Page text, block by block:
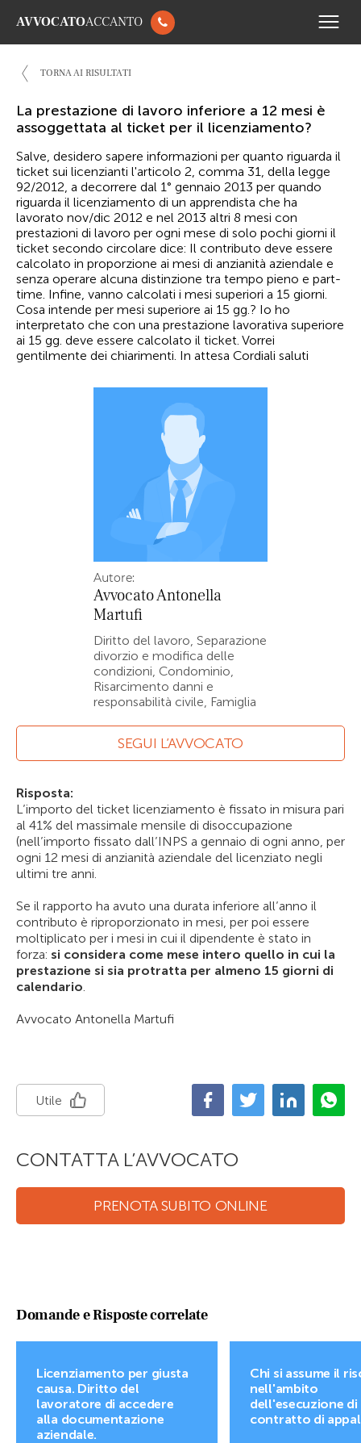
AVVOCATOACCANTO
TORNA AI RISULTATI
La prestazione di lavoro inferiore a 12 mesi è
assoggettata al ticket per il licenziamento?
Salve, desidero sapere informazioni per quanto riguarda il
ticket sui licenzianti l'articolo 2, comma 31, della legge
92/2012, a decorrere dal 1° gennaio 2013 per quando
riguarda il licenziamento di un apprendista che ha
lavorato nov/dic 2012 e nel 2013 altri 8 mesi con
prestazioni di lavoro per ogni mese di solo pochi giorni il
ticket secondo circolare dice: Il contributo deve essere
calcolato in proporzione ai mesi di anzianità aziendale e
senza operare alcuna distinzione tra tempo pieno e part-
time. Infine, vanno calcolati i mesi superiori a 15 giorni.
Cosa intende per mesi superiore ai 15 gg.? Io ho
interpretato che con una prestazione lavorativa superiore
ai 15 gg. deve essere calcolato il ticket. Vorrei
gentilmente dei chiarimenti. In attesa Cordiali saluti
Autore:
AvvocatoAntonella
Martufi
Diritto del lavoro, Separazione
divorzio e modifica delle
condizioni, Condominio,
Risarcimento danni e
responsabilità civile, Famiglia
SEGUI L’AVVOCATO
Risposta:
L’importo del ticket licenziamento è fissato in misura pari
al 41% del massimale mensile di disoccupazione
(nell’importo fissato dall’INPS a gennaio di ogni anno, per
ogni 12 mesi di anzianità aziendale del licenziato negli
ultimi tre anni.
Se il rapporto ha avuto una durata inferiore all’anno il
contributo è riproporzionato in mesi, per poi essere
moltiplicato per i mesi in cui il dipendente è stato in
forza: si considera come mese intero quello in cui la
prestazione si sia protratta per almeno 15 giorni di
calendario.
Avvocato Antonella Martufi
Utile
CONTATTA L’AVVOCATO
PRENOTA SUBITO ONLINE
Domande e Risposte correlate
Licenziamento per giusta
causa. Diritto del
lavoratore di accedere
alla documentazione
aziendale.
Chi si assume il
nell'ambito
dell'esecuzione di
contratto di